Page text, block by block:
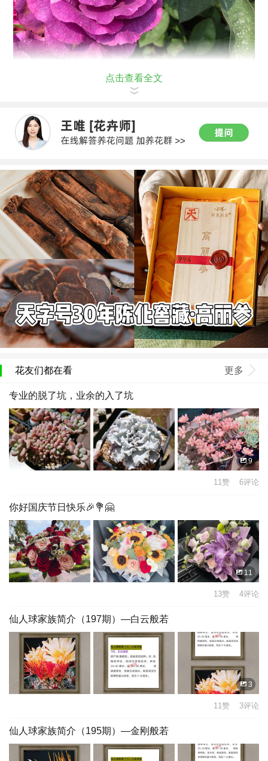
点击查看全文
花友们都在看 更多
专业的脱了坑，业余的入了坑
9
11赞 6评论
你好国庆节日快乐🎉💐🤗
11
13赞 4评论
仙人球家族简介（197期）—白云般若
3
11赞 3评论
仙人球家族简介（195期）—金刚般若